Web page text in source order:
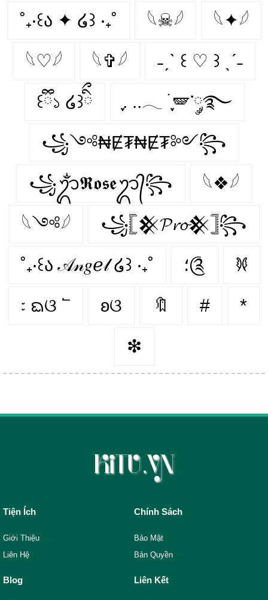
˚₊‧꒰ა ✦ ໒꒱ ‧₊˚ 𓆩☠𓆪 𓆩✦𓆪
𓆩♡𓆪 𓆩✞𓆪 ˗ˏˋ ꒰ ♡ ꒱ ˎˊ˗
꒰ྀི১ ໒꒱ིྀ ִֶָ. ..𓂃 ࣪ ִֶָ🪽་༘࿐
꧁༺₦Ɇ₮₦Ɇ₮༻꧂
꧁ᬊᬁ𝕽𝖔𝖘𝖊ᬊ᭄꧂ 𓆩❖𓆪
𓆩༺𓆪 ꧁𓊈𒆜𝓟𝓻𝓸𒆜𓊉꧂
˚₊‧꒰ა 𝒜𝓃𝑔ℯ𝓁 ໒꒱ ‧₊˚ ؛༊ 𐦍
᭝ ᨳଓ ՟ ʚଓ 🔖 # *
❇
Tiện Ích
Giới Thiệu
Liên Hệ
Chính Sách
Bảo Mật
Bản Quyền
Blog Liên Kết